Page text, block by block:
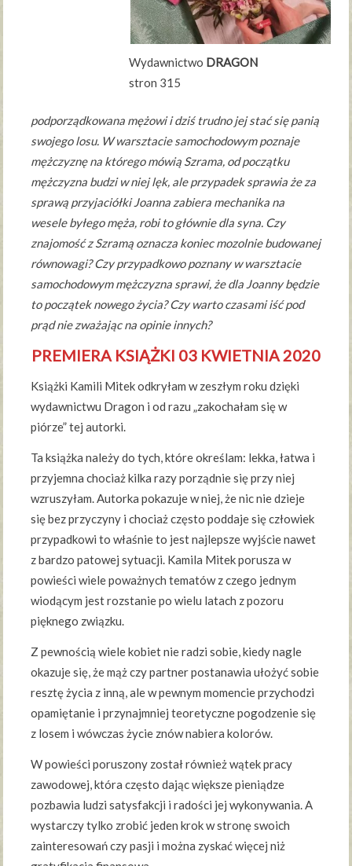
Wydawnictwo DRAGON
stron 315
podporządkowana mężowi i dziś trudno jej stać się panią
swojego losu. W warsztacie samochodowym poznaje
mężczyznę na którego mówią Szrama, od początku
mężczyzna budzi w niej lęk, ale przypadek sprawia że za
sprawą przyjaciółki Joanna zabiera mechanika na
wesele byłego męża, robi to głównie dla syna. Czy
znajomość z Szramą oznacza koniec mozolnie budowanej
równowagi? Czy przypadkowo poznany w warsztacie
samochodowym mężczyzna sprawi, że dla Joanny będzie
to początek nowego życia? Czy warto czasami iść pod
prąd nie zważając na opinie innych?
PREMIERA KSIĄŻKI 03 KWIETNIA 2020
Książki Kamili Mitek odkryłam w zeszłym roku dzięki
wydawnictwu Dragon i od razu „zakochałam się w
piórze” tej autorki.
Ta książka należy do tych, które określam: lekka, łatwa i
przyjemna chociaż kilka razy porządnie się przy niej
wzruszyłam. Autorka pokazuje w niej, że nic nie dzieje
się bez przyczyny i chociaż często poddaje się człowiek
przypadkowi to właśnie to jest najlepsze wyjście nawet
z bardzo patowej sytuacji. Kamila Mitek porusza w
powieści wiele poważnych tematów z czego jednym
wiodącym jest rozstanie po wielu latach z pozoru
pięknego związku.
Z pewnością wiele kobiet nie radzi sobie, kiedy nagle
okazuje się, że mąż czy partner postanawia ułożyć sobie
resztę życia z inną, ale w pewnym momencie przychodzi
opamiętanie i przynajmniej teoretyczne pogodzenie się
z losem i wówczas życie znów nabiera kolorów.
W powieści poruszony został również wątek pracy
zawodowej, która często dając większe pieniądze
pozbawia ludzi satysfakcji i radości jej wykonywania. A
wystarczy tylko zrobić jeden krok w stronę swoich
zainteresowań czy pasji i można zyskać więcej niż